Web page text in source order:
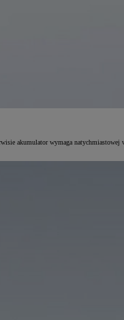
akumulator wymaga